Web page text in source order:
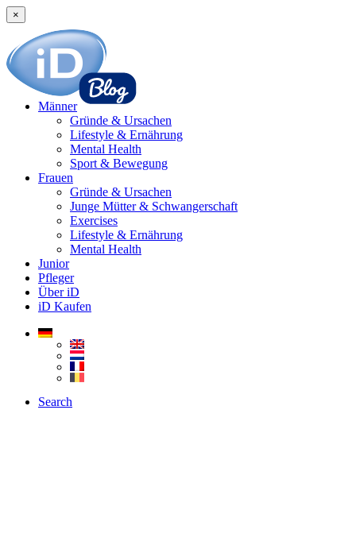
×
Männer
Gründe & Ursachen
Lifestyle & Ernährung
Mental Health
Sport & Bewegung
Frauen
Gründe & Ursachen
Junge Mütter & Schwangerschaft
Exercises
Lifestyle & Ernährung
Mental Health
Junior
Pfleger
Über iD
iD Kaufen
Search